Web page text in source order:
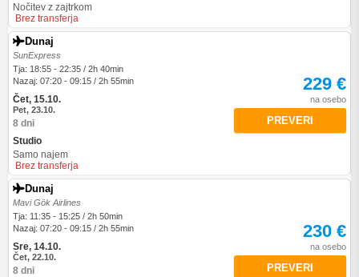
Nočitev z zajtrkom
Brez transferja
Dunaj
SunExpress
Tja: 18:55 - 22:35 / 2h 40min
Nazaj: 07:20 - 09:15 / 2h 55min
Čet, 15.10.
Pet, 23.10.
8 dni
Studio
Samo najem
Brez transferja
229 €
na osebo
PREVERI
Dunaj
Mavi Gök Airlines
Tja: 11:35 - 15:25 / 2h 50min
Nazaj: 07:20 - 09:15 / 2h 55min
Sre, 14.10.
Čet, 22.10.
8 dni
230 €
na osebo
PREVERI